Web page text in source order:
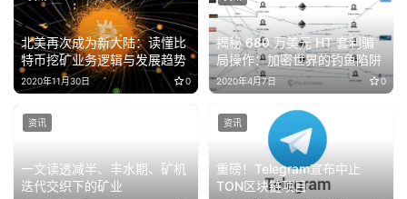
北美再次成为新大陆：读懂比
特币挖矿业务逻辑与发展趋势
2020年11月30日 0
揭秘 680 万美元 HT 套利骗
局操作：加密世界的钓鱼陷阱
2020年4月7日 0
一文读透减半、丰水期、矿机
迭代交织下的矿业
资讯
重磅！Telegram宣布中止
TON区块链项目
资讯